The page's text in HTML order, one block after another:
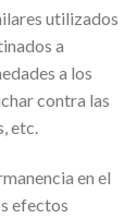
utilizados
a
a los
contra las
etc.
en el
efectos